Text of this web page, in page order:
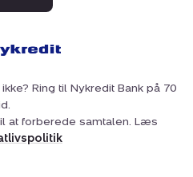
Ring til Nykredit Bank på 70
at forberede samtalen. Læs